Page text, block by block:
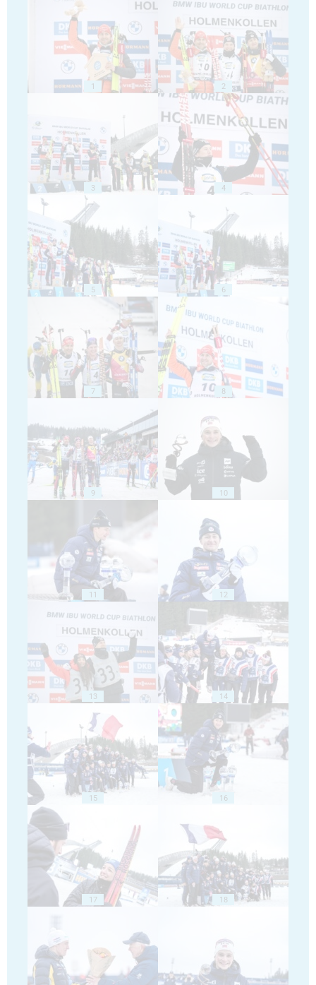
1 2
3 4
5 6
7 8
9 10
11 12
13 14
15 16
17 18